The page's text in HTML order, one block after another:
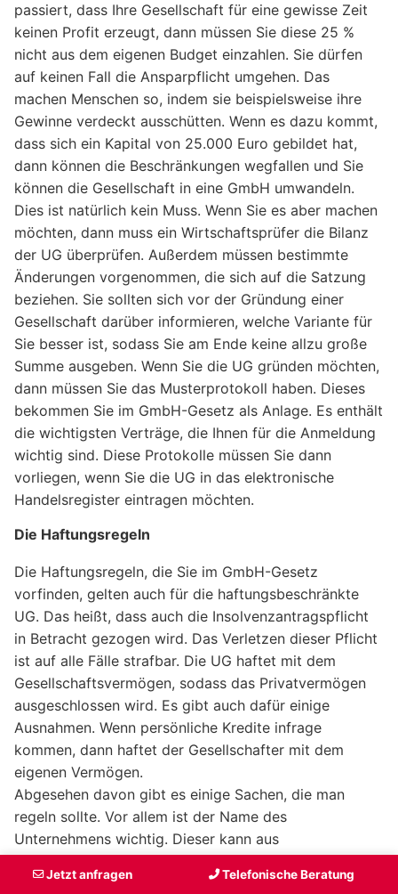
passiert, dass Ihre Gesellschaft für eine gewisse Zeit
keinen Profit erzeugt, dann müssen Sie diese 25 %
nicht aus dem eigenen Budget einzahlen. Sie dürfen
auf keinen Fall die Ansparpflicht umgehen. Das
machen Menschen so, indem sie beispielsweise ihre
Gewinne verdeckt ausschütten. Wenn es dazu kommt,
dass sich ein Kapital von 25.000 Euro gebildet hat,
dann können die Beschränkungen wegfallen und Sie
können die Gesellschaft in eine GmbH umwandeln.
Dies ist natürlich kein Muss. Wenn Sie es aber machen
möchten, dann muss ein Wirtschaftsprüfer die Bilanz
der UG überprüfen. Außerdem müssen bestimmte
Änderungen vorgenommen, die sich auf die Satzung
beziehen. Sie sollten sich vor der Gründung einer
Gesellschaft darüber informieren, welche Variante für
Sie besser ist, sodass Sie am Ende keine allzu große
Summe ausgeben. Wenn Sie die UG gründen möchten,
dann müssen Sie das Musterprotokoll haben. Dieses
bekommen Sie im GmbH-Gesetz als Anlage. Es enthält
die wichtigsten Verträge, die Ihnen für die Anmeldung
wichtig sind. Diese Protokolle müssen Sie dann
vorliegen, wenn Sie die UG in das elektronische
Handelsregister eintragen möchten.
Die Haftungsregeln
Die Haftungsregeln, die Sie im GmbH-Gesetz
vorfinden, gelten auch für die haftungsbeschränkte
UG. Das heißt, dass auch die Insolvenzantragspflicht
in Betracht gezogen wird. Das Verletzen dieser Pflicht
ist auf alle Fälle strafbar. Die UG haftet mit dem
Gesellschaftsvermögen, sodass das Privatvermögen
ausgeschlossen wird. Es gibt auch dafür einige
Ausnahmen. Wenn persönliche Kredite infrage
kommen, dann haftet der Gesellschafter mit dem
eigenen Vermögen.
Abgesehen davon gibt es einige Sachen, die man
regeln sollte. Vor allem ist der Name des
Unternehmens wichtig. Dieser kann aus
Zusatz UG haben. Da es sich bei der UG um eine
Jetzt anfragen Telefonische Beratung